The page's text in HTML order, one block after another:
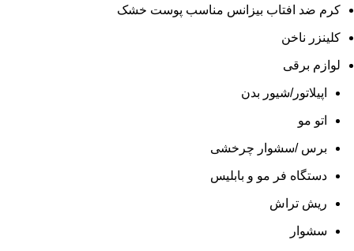
کرم ضد افتاب بیزانس مناسب پوست خشک
کلینزر ناخن
لوازم برقی
اپیلاتور/شیور بدن
اتو مو
برس /سشوار چرخشی
دستگاه فر مو و بابلیس
ریش تراش
سشوار